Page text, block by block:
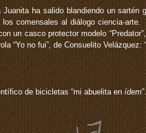
ha salido blandiendo un sartén
comensales al diálogo ciencia-
un casco protector modelo
“Yo no fui”, de Consuelito
de bicicletas “mi abuelita en ídem”.